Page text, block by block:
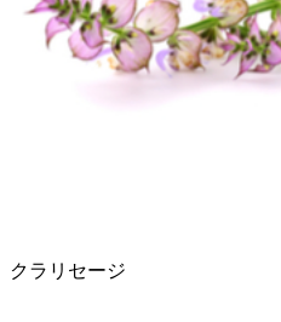
クラリセージ